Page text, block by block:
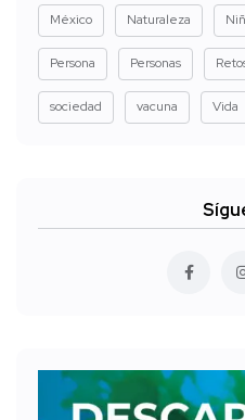
México Naturaleza
Persona Personas
sociedad vacuna Vida